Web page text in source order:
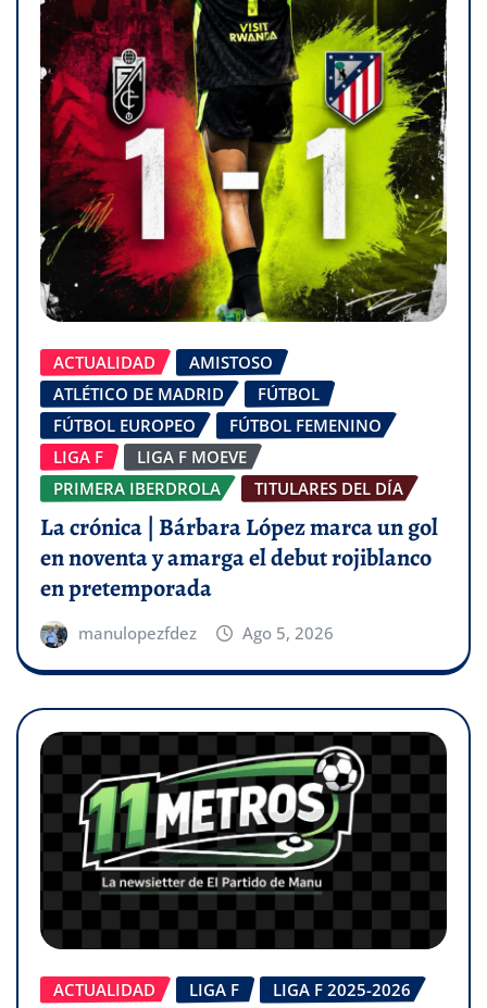
ACTUALIDAD
AMISTOSO
ATLÉTICO DE MADRID
FÚTBOL
FÚTBOL EUROPEO
FÚTBOL FEMENINO
LIGA F
LIGA F MOEVE
PRIMERA IBERDROLA
TITULARES DEL DÍA
La crónica | Bárbara López marca un gol
en noventa y amarga el debut rojiblanco
en pretemporada
manulopezfdez Ago 5, 2026
ACTUALIDAD LIGA F
LIGA F 2025-2026